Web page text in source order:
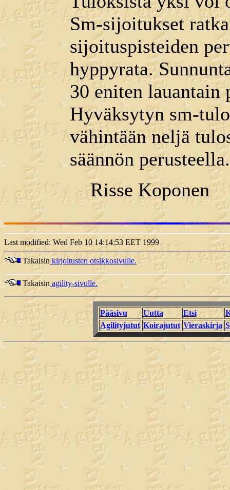
Sm-sijoitukset
sijoituspisteiden
hyppyrata.
30 eniten lauantain
Hyväksytyn sm-
vähintään neljä
säännön perusteella.
Risse Koponen
Last modified: Wed Feb 10 14:14:53 EET 1999
Takaisin kirjoitusten otsikkosivulle.
Takaisin agility-sivulle.
Pääsivu Uutta Etsi
Agilityjutut Koirajutut Vieraskirja